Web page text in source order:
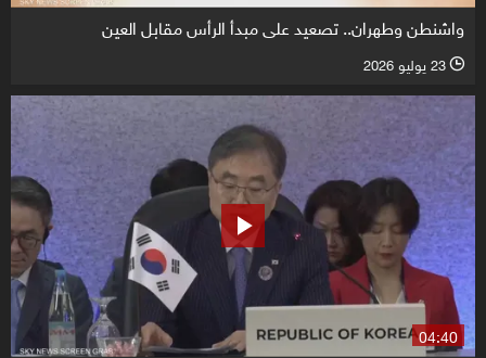
واشنطن وطهران.. تصعيد على مبدأ الرأس مقابل العين
l 23 يوليو 2026
04:40